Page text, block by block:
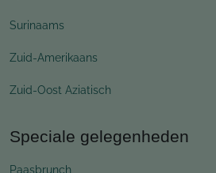
Surinaams
Zuid-Amerikaans
Zuid-Oost Aziatisch
Speciale gelegenheden
Paasbrunch